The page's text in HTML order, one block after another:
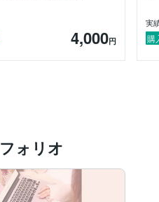
4,000円
実
購
ォリオ